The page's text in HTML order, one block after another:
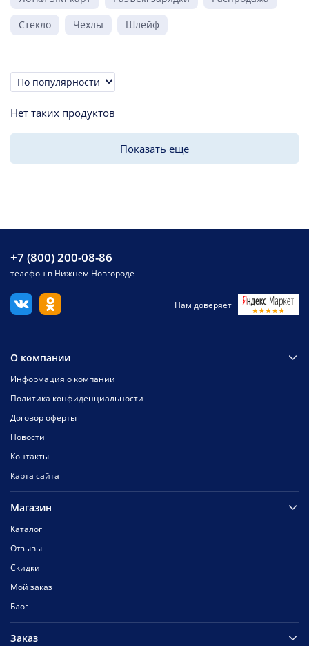
Стекло
Чехлы Шлейф
Сортировка
Нет таких продуктов
Показать еще
+7 (800) 200-08-86
телефон в Нижнем Новгороде
Нам доверяет
О компании
Информация о компании
Политика конфиденциальности
Договор оферты
Новости
Контакты
Карта сайта
Магазин
Каталог
Отзывы
Скидки
Мой заказ
Блог
Заказ